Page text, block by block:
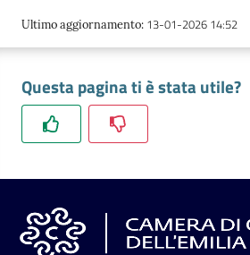
l'impresa
e
territorio
Tutelare
l'Impresa
Ultimo aggiornamento: 13-01-2026 14:52
Questa pagina ti è stata utile?